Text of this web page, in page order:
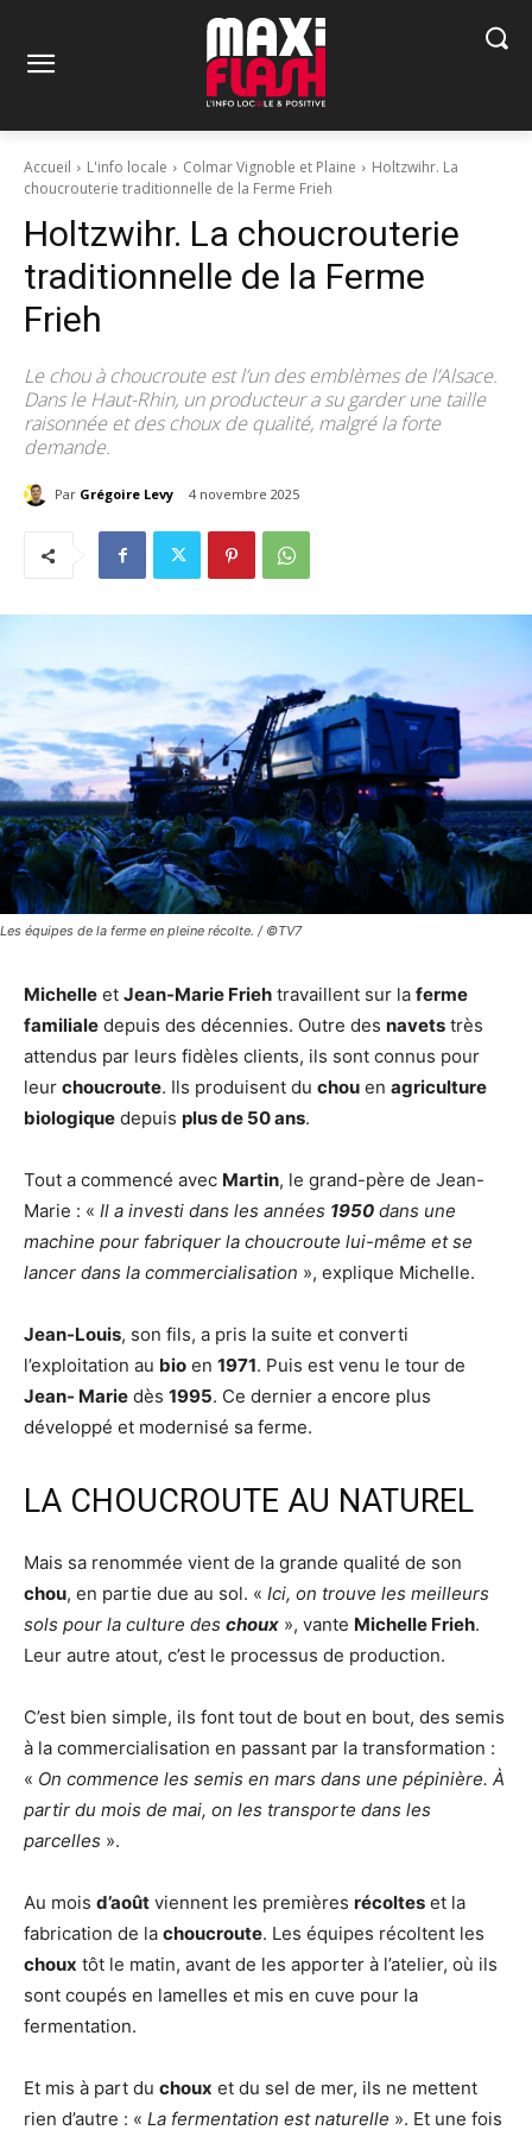
Accueil L'info locale Colmar Vignoble et Plaine
Holtzwihr. La
choucrouterie traditionnelle de la Ferme Frieh
Holtzwihr. La choucrouterie
traditionnelle de la Ferme
Frieh
Le chou à choucroute est l’un des emblèmes de l’Alsace.
Dans le Haut-Rhin, un producteur a su garder une taille
raisonnée et des choux de qualité, malgré la forte
demande.
Par Grégoire Levy 4 novembre 2025
Les équipes de la ferme en pleine récolte. / ©TV7
Michelle et Jean-Marie Frieh travaillent sur la ferme
familiale depuis des décennies. Outre des navets très
attendus par leurs fidèles clients, ils sont connus pour
leur choucroute. Ils produisent du chou en agriculture
biologique depuis plus de 50 ans.
Tout a commencé avec Martin, le grand-père de Jean-
Marie : « Il a investi dans les années 1950 dans une
machine pour fabriquer la choucroute lui-même et se
lancer dans la commercialisation », explique Michelle.
Jean-Louis, son fils, a pris la suite et converti
l’exploitation au bio en 1971. Puis est venu le tour de
Jean- Marie dès 1995. Ce dernier a encore plus
développé et modernisé sa ferme.
LA CHOUCROUTE AU NATUREL
Mais sa renommée vient de la grande qualité de son
chou, en partie due au sol. « Ici, on trouve les meilleurs
sols pour la culture des choux », vante Michelle Frieh.
Leur autre atout, c’est le processus de production.
C’est bien simple, ils font tout de bout en bout, des semis
à la commercialisation en passant par la transformation :
« On commence les semis en mars dans une pépinière. À
partir du mois de mai, on les transporte dans les
parcelles ».
Au mois d’août viennent les premières récoltes et la
fabrication de la choucroute. Les équipes récoltent les
choux tôt le matin, avant de les apporter à l’atelier, où ils
sont coupés en lamelles et mis en cuve pour la
fermentation.
Et mis à part du choux et du sel de mer, ils ne mettent
rien d’autre : « La fermentation est naturelle ». Et une fois